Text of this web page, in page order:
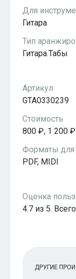
Для
Гитара
Тип
Гитара.Табы
Артикул
GTA0330239
Стоимость
800 ₽, 1 200 ₽
Форматы для
PDF, MIDI
Оценка
4.7 из 5.
ДРУГИЕ